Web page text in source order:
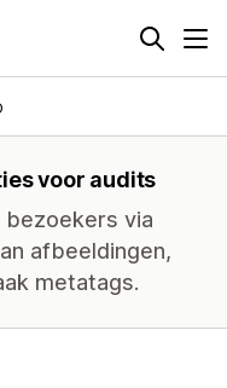
voor audits
bezoekers via
afbeeldingen,
metatags.